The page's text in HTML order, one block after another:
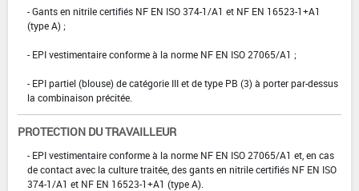
- Gants en nitrile certifiés NF EN ISO 374-1/A1 et NF EN 16523-1+A1
(type A) ;
- EPI vestimentaire conforme à la norme NF EN ISO 27065/A1 ;
- EPI partiel (blouse) de catégorie III et de type PB (3) à porter par-dessus
la combinaison précitée.
PROTECTION DU TRAVAILLEUR
- EPI vestimentaire conforme à la norme NF EN ISO 27065/A1 et, en cas
de contact avec la culture traitée, des gants en nitrile certifiés NF EN ISO
374-1/A1 et NF EN 16523-1+A1 (type A).